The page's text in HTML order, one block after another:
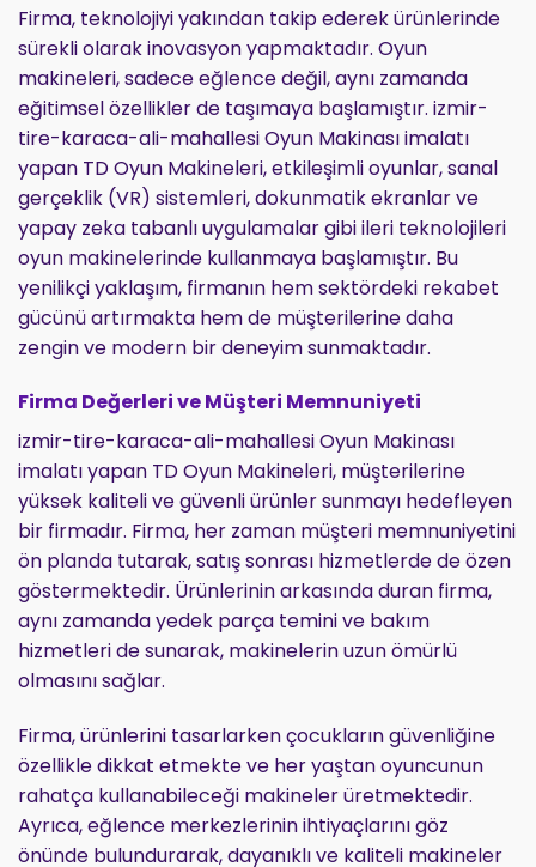
Firma, teknolojiyi yakından takip ederek ürünlerinde
sürekli olarak inovasyon yapmaktadır. Oyun
makineleri, sadece eğlence değil, aynı zamanda
eğitimsel özellikler de taşımaya başlamıştır. izmir-
tire-karaca-ali-mahallesi Oyun Makinası imalatı
yapan TD Oyun Makineleri, etkileşimli oyunlar, sanal
gerçeklik (VR) sistemleri, dokunmatik ekranlar ve
yapay zeka tabanlı uygulamalar gibi ileri teknolojileri
oyun makinelerinde kullanmaya başlamıştır. Bu
yenilikçi yaklaşım, firmanın hem sektördeki rekabet
gücünü artırmakta hem de müşterilerine daha
zengin ve modern bir deneyim sunmaktadır.
Firma Değerleri ve Müşteri Memnuniyeti
izmir-tire-karaca-ali-mahallesi Oyun Makinası
imalatı yapan TD Oyun Makineleri, müşterilerine
yüksek kaliteli ve güvenli ürünler sunmayı hedefleyen
bir firmadır. Firma, her zaman müşteri memnuniyetini
ön planda tutarak, satış sonrası hizmetlerde de özen
göstermektedir. Ürünlerinin arkasında duran firma,
aynı zamanda yedek parça temini ve bakım
hizmetleri de sunarak, makinelerin uzun ömürlü
olmasını sağlar.
Firma, ürünlerini tasarlarken çocukların güvenliğine
özellikle dikkat etmekte ve her yaştan oyuncunun
rahatça kullanabileceği makineler üretmektedir.
Ayrıca, eğlence merkezlerinin ihtiyaçlarını göz
önünde bulundurarak, dayanıklı ve kaliteli makineler